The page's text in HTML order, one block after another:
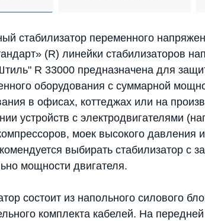
стабилизатор переменного
(R) линейки стабилизаторов
R 33000 предназначена для
оборудования с суммарной
в офисах, коттеджах или на
устройств с электродвигателями
моек высокого давления
выбирать стабилизатор с
мощности двигателя.
состоит из напольного силового
комплекта кабелей. На